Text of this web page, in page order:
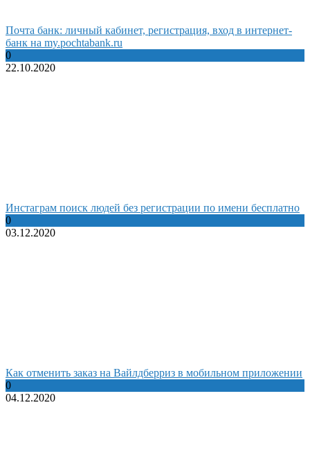
Почта банк: личный кабинет, регистрация, вход в интернет-
банк на my.pochtabank.ru
0
22.10.2020
Инстаграм поиск людей без регистрации по имени бесплатно
0
03.12.2020
Как отменить заказ на Вайлдберриз в мобильном приложении
0
04.12.2020